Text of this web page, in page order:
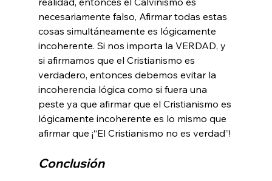
necesariamente falso, Afirmar todas estas
cosas simultáneamente es lógicamente
incoherente. Si nos importa la VERDAD, y
si afirmamos que el Cristianismo es
verdadero, entonces debemos evitar la
incoherencia lógica como si fuera una
peste ya que afirmar que el Cristianismo es
lógicamente incoherente es lo mismo que
Conclusión